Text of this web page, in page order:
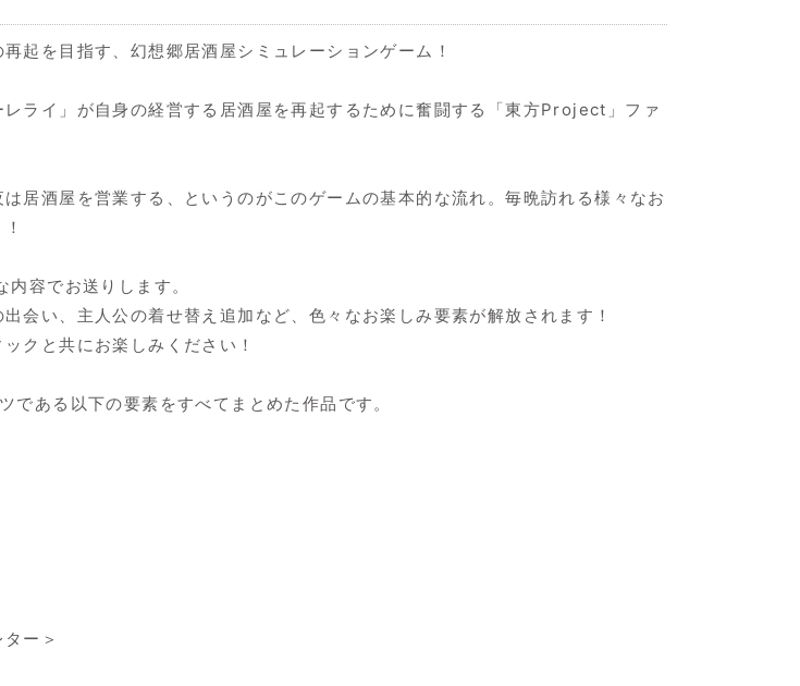
起を目指す、幻想郷居酒屋シミュレーションゲーム！
ライ」が自身の経営する居酒屋を再起するために奮闘する「東方Project」ファ
居酒屋を営業する、というのがこのゲームの基本的な流れ。毎晩訪れる様々なお
容でお送りします。
会い、主人公の着せ替え追加など、色々なお楽しみ要素が解放されます！
クと共にお楽しみください！
ある以下の要素をすべてまとめた作品です。
ー＞